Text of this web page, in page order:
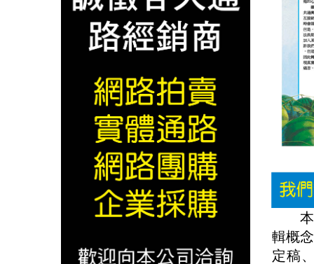
本公
輯概
定稿